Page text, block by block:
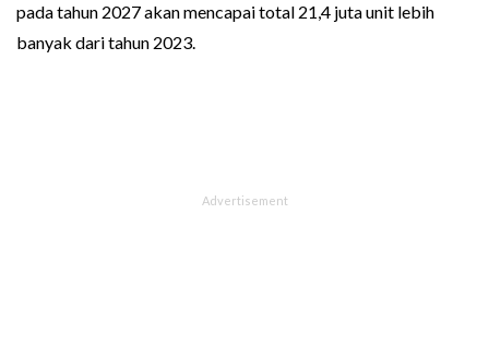
pada tahun 2027 akan mencapai total 21,4 juta unit lebih
banyak dari tahun 2023.